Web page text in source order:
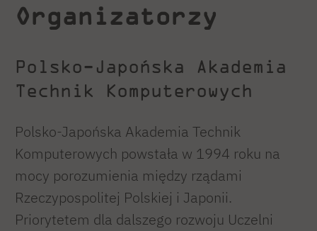
Organizatorzy
Polsko-Japońska Akademia
Technik Komputerowych
Polsko-Japońska Akademia Technik
Komputerowych powstała w 1994 roku na
mocy porozumienia między rządami
Rzeczypospolitej Polskiej i Japonii.
Priorytetem dla dalszego rozwoju Uczelni